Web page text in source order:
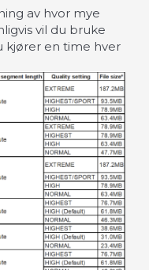
av hvor mye
vil du bruke
kjører en time hver